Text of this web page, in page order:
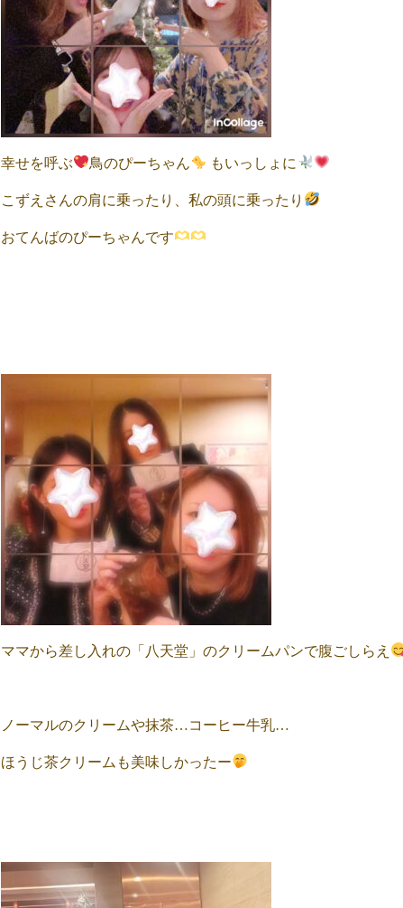
幸せを呼ぶ 鳥のぴーちゃん もいっしょに
こずえさんの肩に乗ったり、私の頭に乗ったり
おてんばのぴーちゃんです
ママから差し入れの「八天堂」のクリームパンで腹ごしらえ
ノーマルのクリームや抹茶…コーヒー牛乳…
ほうじ茶クリームも美味しかったー